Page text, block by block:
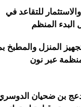
للتقاعد في
البدء المنظم
المنزل والمطبخ
عبر نون
بن ضحيان